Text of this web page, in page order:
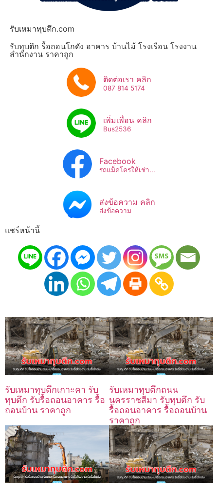
รับเหมาทุบตึก.com
รับทุบตึก รื้อถอนโกดัง อาคาร บ้านไม้ โรงเรือน โรงงาน
สำนักงาน ราคาถูก
ติดต่อเรา คลิก
087 814 5174
เพิ่มเพื่อน คลิก
Bus2536​
Facebook
รถแม็คโครให้เช่า...
ส่งข้อความ คลิก
ส่งข้อความ
แชร์หน้านี้
รับเหมาทุบตึกเกาะคา รับ
ทุบตึก รับรื้อถอนอาคาร รื้อ
ถอนบ้าน ราคาถูก
รับเหมาทุบตึกถนน
นครราชสีมา รับทุบตึก รับ
รื้อถอนอาคาร รื้อถอนบ้าน
ราคาถูก